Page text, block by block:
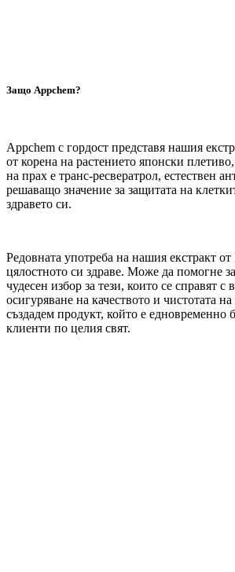
Защо Appchem?
Appchem с гордост представя нашия
от корена на растението японски
на прах е транс-ресвератрол, естествен
решаващо значение за защитата на
здравето си.
Редовната употреба на нашия екстракт
цялостното си здраве. Може да помогне
чудесен избор за тези, които се справят
осигуряване на качеството и чистотата
създадем продукт, който е едновременно
клиенти по целия свят.